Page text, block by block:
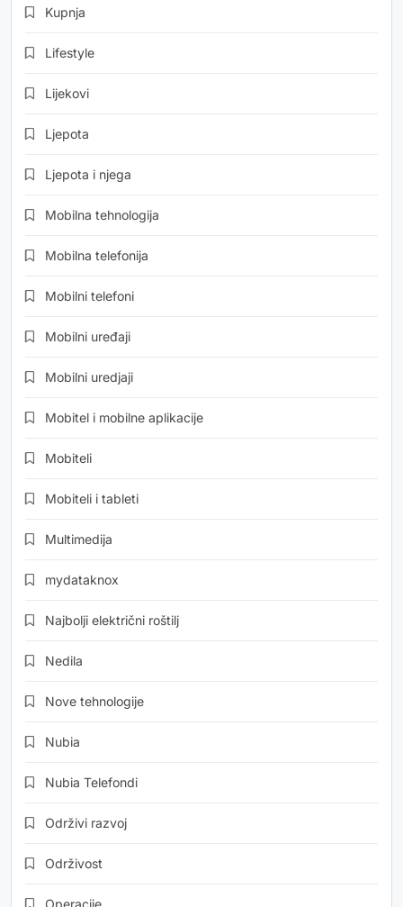
Kupnja
Lifestyle
Lijekovi
Ljepota
Ljepota i njega
Mobilna tehnologija
Mobilna telefonija
Mobilni telefoni
Mobilni uređaji
Mobilni uredjaji
Mobitel i mobilne aplikacije
Mobiteli
Mobiteli i tableti
Multimedija
mydataknox
Najbolji električni roštilj
Nedila
Nove tehnologije
Nubia
Nubia Telefondi
Održivi razvoj
Održivost
Operacije